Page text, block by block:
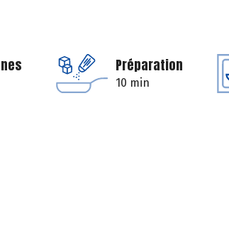
Préparation
10 min